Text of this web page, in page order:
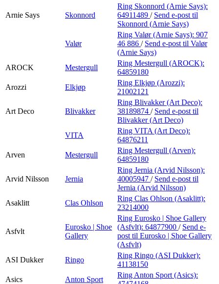
Arnie Says Skonnord
Ring Skonnord (Arnie Says):
64911489 / Send e-post til
Skonnord (Arnie Says)
Valør
Ring Valør (Arnie Says): 907
46 886 / Send e-post til Valør
(Arnie Says)
AROCK
Mestergull
Ring Mestergull (AROCK):
64859180
Arozzi
Elkjøp
Ring Elkjøp (Arozzi):
21002121
Art Deco Blivakker
Ring Blivakker (Art Deco):
38189874 / Send e-post til
Blivakker (Art Deco)
VITA
Ring VITA (Art Deco):
64876211
Arven
Mestergull
Ring Mestergull (Arven):
64859180
Arvid Nilsson Jernia
Ring Jernia (Arvid Nilsson):
40005947 / Send e-post til
Jernia (Arvid Nilsson)
Asaklitt
Clas Ohlson
Ring Clas Ohlson (Asaklitt):
23214000
Asfvlt
Eurosko | Shoe
Gallery
Ring Eurosko | Shoe Gallery
(Asfvlt): 64877900 / Send e-
post til Eurosko | Shoe Gallery
(Asfvlt)
ASI Dukker
Ringo
Ring Ringo (ASI Dukker):
41138150
Asics
Anton Sport
Ring Anton Sport (Asics):